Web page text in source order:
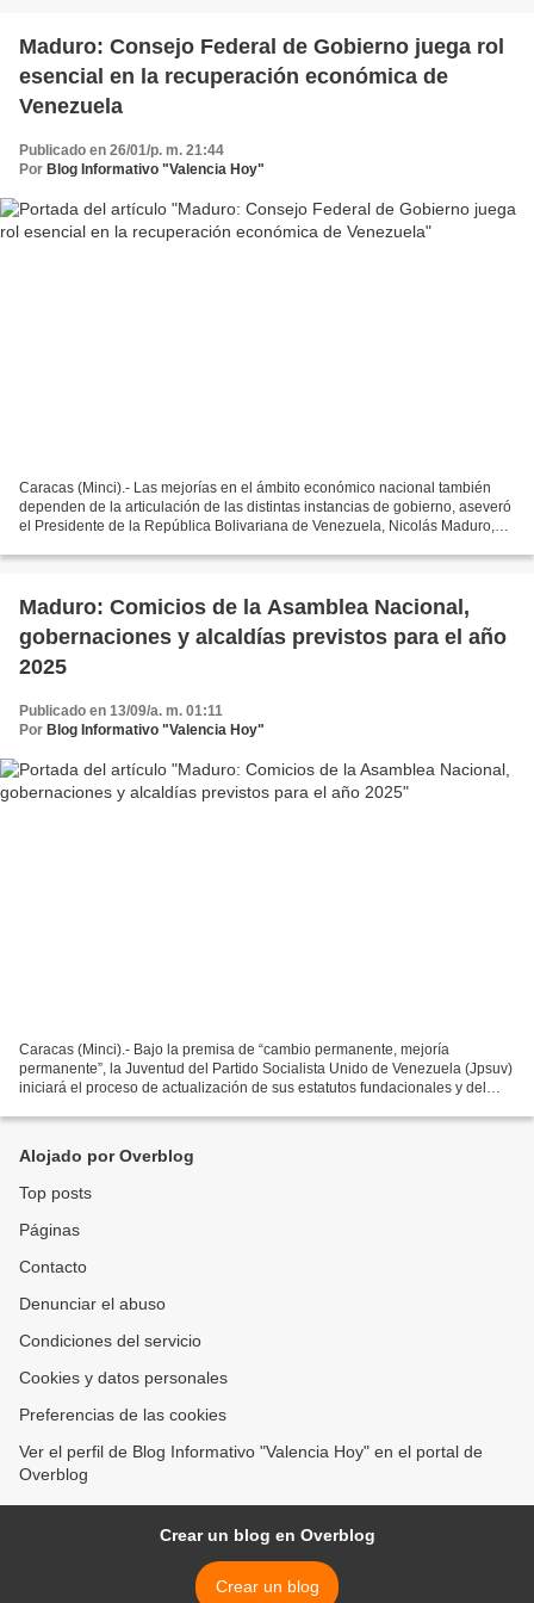
Maduro: Consejo Federal de Gobierno juega rol
esencial en la recuperación económica de
Venezuela
Publicado en 26/01/p. m. 21:44
Por Blog Informativo "Valencia Hoy"
Caracas (Minci).- Las mejorías en el ámbito económico nacional también
dependen de la articulación de las distintas instancias de gobierno, aseveró
el Presidente de la República Bolivariana de Venezuela, Nicolás Maduro,
Maduro: Comicios de la Asamblea Nacional,
gobernaciones y alcaldías previstos para el año
2025
Publicado en 13/09/a. m. 01:11
Por Blog Informativo "Valencia Hoy"
Caracas (Minci).- Bajo la premisa de “cambio permanente, mejoría
permanente”, la Juventud del Partido Socialista Unido de Venezuela (Jpsuv)
iniciará el proceso de actualización de sus estatutos fundacionales y del
Alojado por Overblog
Top posts
Páginas
Contacto
Denunciar el abuso
Condiciones del servicio
Cookies y datos personales
Preferencias de las cookies
Ver el perfil de Blog Informativo "Valencia Hoy" en el portal de
Overblog
Crear un blog en Overblog
Crear un blog